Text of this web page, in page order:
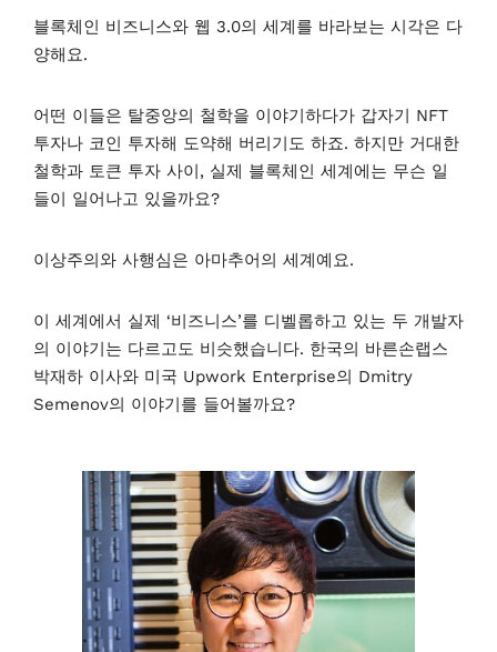
블록체인 비즈니스와 웹 3.0의 세계를 바라보는 시각은 다
양해요.
어떤 이들은 탈중앙의 철학을 이야기하다가 갑자기 NFT
투자나 코인 투자해 도약해 버리기도 하죠. 하지만 거대한
철학과 토큰 투자 사이, 실제 블록체인 세계에는 무슨 일
들이 일어나고 있을까요?
이상주의와 사행심은 아마추어의 세계예요.
이 세계에서 실제 ‘비즈니스’를 디벨롭하고 있는 두 개발자
의 이야기는 다르고도 비슷했습니다. 한국의 바른손랩스
박재하 이사와 미국 Upwork Enterprise의 Dmitry
Semenov의 이야기를 들어볼까요?